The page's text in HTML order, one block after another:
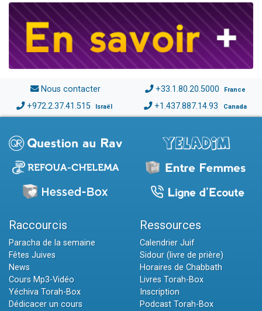
Nous contacter +33.1.80.20.5000 France
+972.2.37.41.515 Israël +1.437.887.14.93 Canada
Raccourcis
Paracha de la semaine
Fêtes Juives
News
Cours Mp3-Vidéo
Yéchiva Torah-Box
Dédicacer un cours
Ressources
Calendrier Juif
Sidour (livre de prière)
Horaires de Chabbath
Livres Torah-Box
Inscription
Podcast Torah-Box